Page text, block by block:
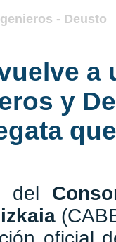
- Deusto
a
y
del